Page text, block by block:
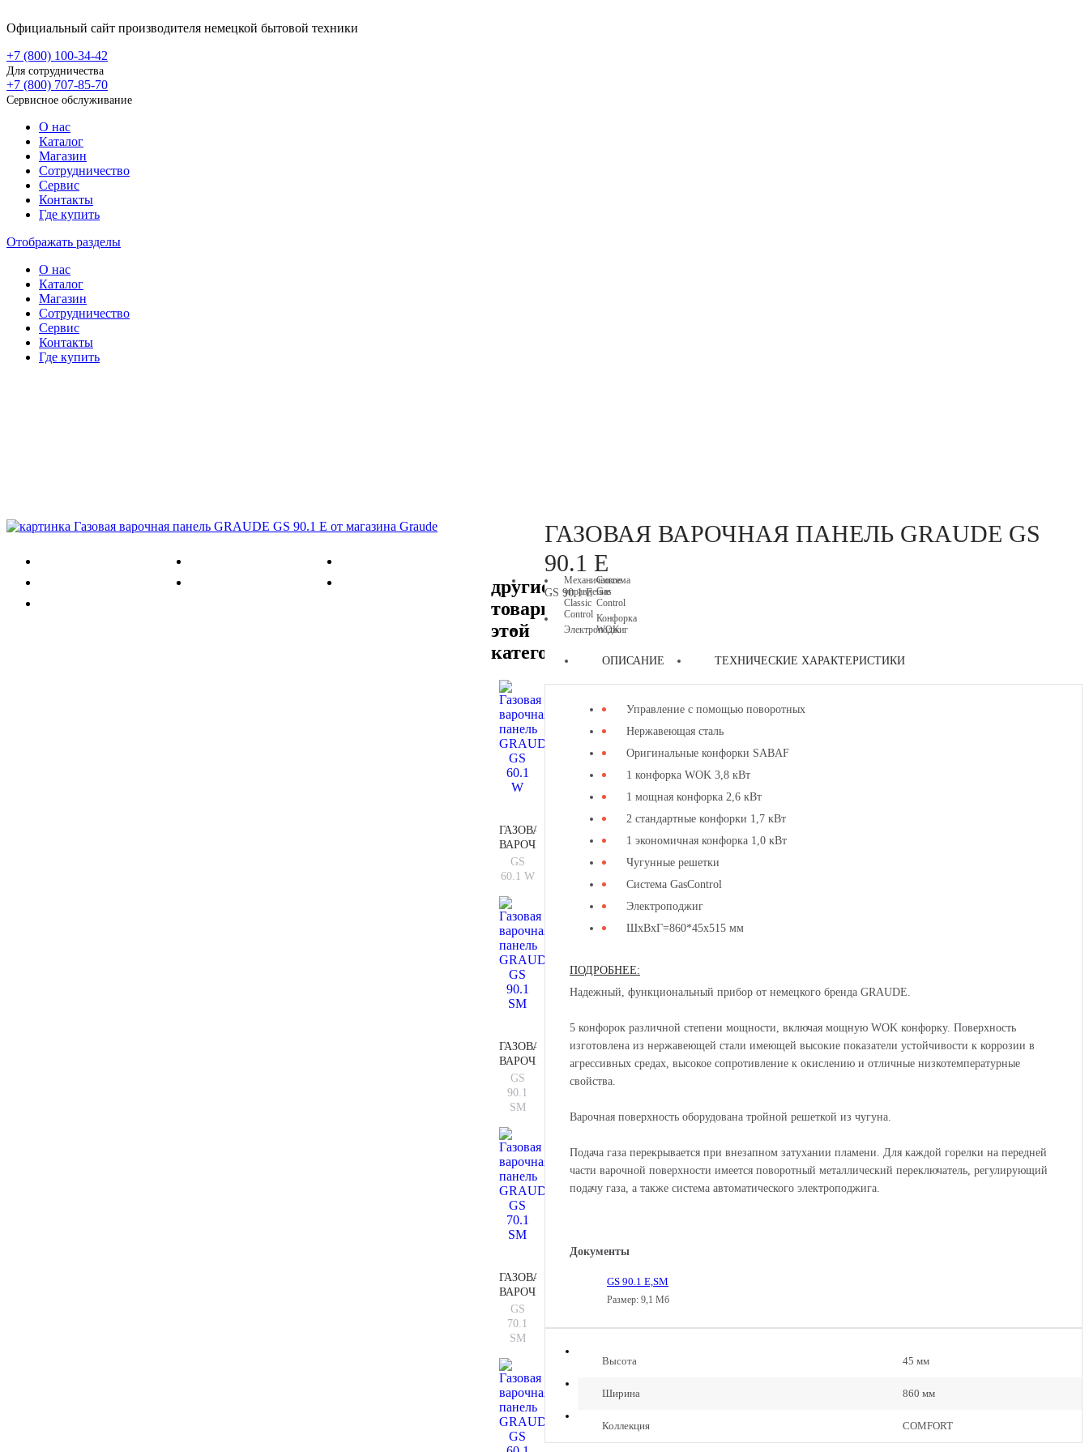
Официальный сайт производителя немецкой бытовой техники
+7 (800) 100-34-42
Для сотрудничества
+7 (800) 707-85-70
Сервисное обслуживание
О нас
Каталог
Магазин
Сотрудничество
Сервис
Контакты
Где купить
Отображать разделы
О нас
Каталог
Магазин
Сотрудничество
Сервис
Контакты
Где купить
ГАЗОВАЯ ВАРОЧНАЯ ПАНЕЛЬ GRAUDE GS
90.1 E
GS 90.1 E
Механическое
управление
Classic
Control
Электроподжиг
Система
Gas
Control
Конфорка
WOK
ОПИСАНИЕ ТЕХНИЧЕСКИЕ ХАРАКТЕРИСТИКИ
Управление с помощью поворотных
Нержавеющая сталь
Оригинальные конфорки SABAF
1 конфорка WOK 3,8 кВт
1 мощная конфорка 2,6 кВт
2 стандартные конфорки 1,7 кВт
1 экономичная конфорка 1,0 кВт
Чугунные решетки
Система GasControl
Электроподжиг
ШхВхГ=860*45х515 мм
ПОДРОБНЕЕ:
Надежный, функциональный прибор от немецкого бренда GRAUDE.
5 конфорок различной степени мощности, включая мощную WOK конфорку. Поверхность
изготовлена из нержавеющей стали имеющей высокие показатели устойчивости к коррозии в
агрессивных средах, высокое сопротивление к окислению и отличные низкотемпературные
свойства.
Варочная поверхность оборудована тройной решеткой из чугуна.
Подача газа перекрывается при внезапном затухании пламени. Для каждой горелки на передней
части варочной поверхности имеется поворотный металлический переключатель, регулирующий
подачу газа, а также система автоматического электроподжига.
Документы
GS 90.1 E,SM
Размер: 9,1 Мб
Высота 45 мм
Ширина 860 мм
Коллекция COMFORT
другие
товары
этой
категории
ГАЗОВАЯ
ВАРОЧНАЯ
ПАНЕЛЬ
GRAUDE
60.1 W
GS
60.1 W
ГАЗОВАЯ
ВАРОЧНАЯ
ПАНЕЛЬ
GRAUDE
GS
SM
GS
90.1
SM
ГАЗОВАЯ
ВАРОЧНАЯ
ПАНЕЛЬ
GRAUDE
GS
SM
GS
70.1
SM